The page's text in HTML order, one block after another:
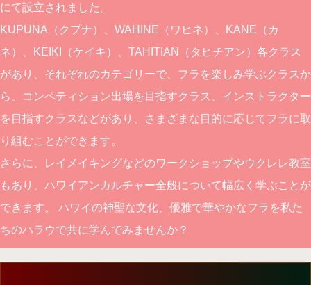
にて設立されました。
KUPUNA（クプナ）、WAHINE（ワヒネ）、KANE（カ
ネ）、KEIKI（ケイキ）、TAHITIAN（タヒチアン）各クラス
があり、それぞれのカテゴリーで、フラを楽しみ学ぶクラスか
ら、コンペティション出場を目指すクラス、インストラクター
を目指すクラスなどがあり、さまざまな目的に応じてフラに取
り組むことができます。
さらに、レイメイキングなどのワークショップやウクレレ教室
もあり、ハワイアンカルチャー全般について幅広く学ぶことが
できます。 ハワイの神聖な文化、優雅で華やかなフラを私た
ちのハラウで共に学んでみませんか？